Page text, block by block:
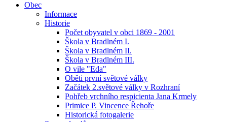
Obec
Informace
Historie
Počet obyvatel v obci 1869 - 2001
Škola v Bradlném I.
Škola v Bradlném II.
Škola v Bradlném III.
O vile "Eda"
Oběti první světové války
Začátek 2.světové války v Rozhraní
Pohřeb vrchního respicienta Jana Krmely
Primice P. Vincence Řehoře
Historická fotogalerie